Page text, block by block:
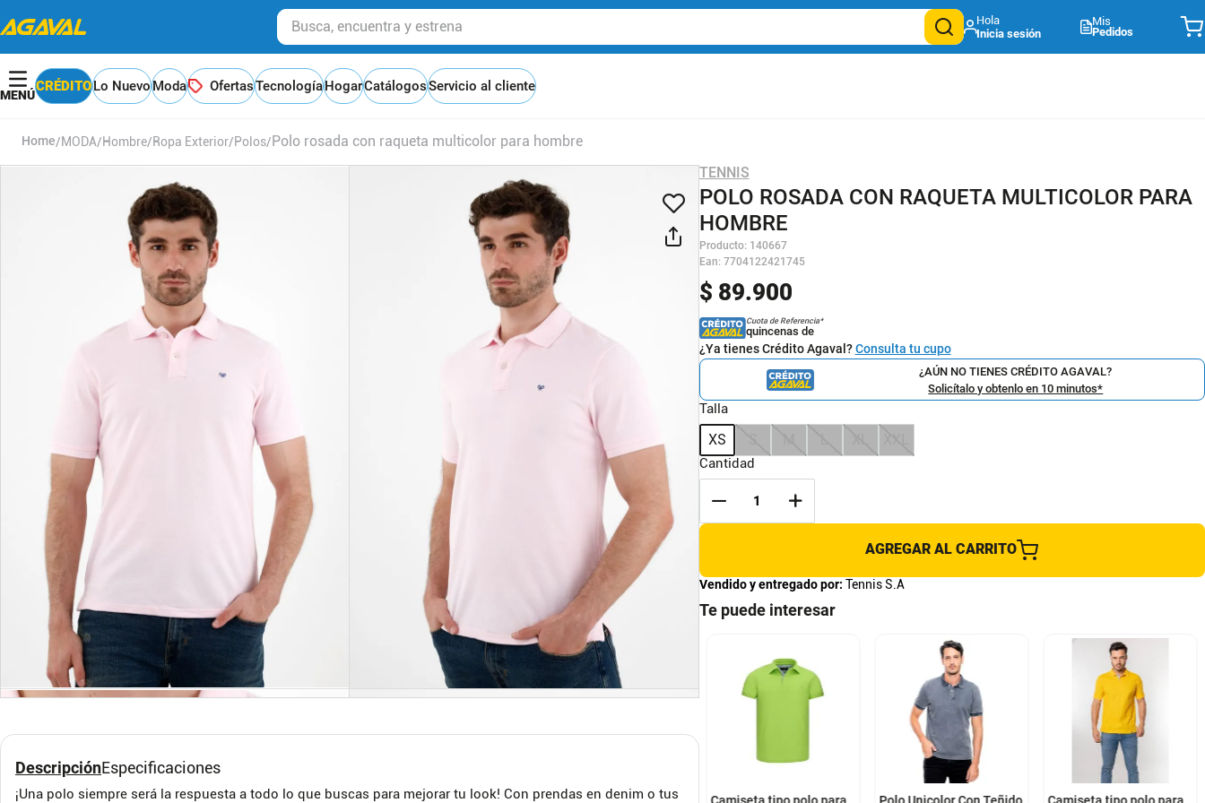
Busca, encuentra y estrena
Mis
Pedidos
CRÉDITOLo NuevoModa OfertasTecnologíaHogarCatálogosServicio al cliente
MODA Hombre Ropa Exterior Polos Polo rosada con raqueta multicolor para hombre
DescripciónEspecificaciones
¡Una polo siempre será la respuesta a todo lo que buscas para mejorar tu look! Con prendas en denim o tus
TENNIS
POLO ROSADA CON RAQUETA MULTICOLOR PARA
HOMBRE
Producto: 140667
Ean: 7704122421745
$ 89.900
Cuota de Referencia*
quincenas de
¿Ya tienes Crédito Agaval?Consulta tu cupo
¿AÚN NO TIENES CRÉDITO AGAVAL?
Solicítalo y obtenlo en 10 minutos*
Talla
XS
Cantidad
AGREGAR AL CARRITO
Vendido y entregado por: Tennis S.A
Te puede interesar
S M
Camiseta tipo polo para
hombre amarilla oro
kapo
B52
L XL
Camiseta Polo Algodón
Axa Fashion
M L
Camiseta Polo Lycra
Axa Fashion
M XL